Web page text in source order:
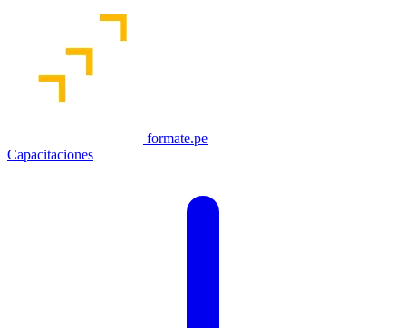
formate.pe
Capacitaciones